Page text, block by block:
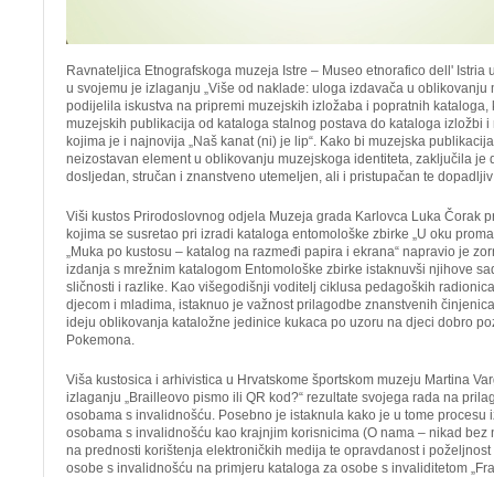
Ravnateljica Etnografskoga muzeja Istre – Museo etnorafico dell' Istria
u svojemu je izlaganju „Više od naklade: uloga izdavača u oblikovanju
podijelila iskustva na pripremi muzejskih izložaba i popratnih kataloga,
muzejskih publikacija od kataloga stalnog postava do kataloga izložbi
kojima je i najnovija „Naš kanat (ni) je lip“. Kako bi muzejska
neizostavan element u oblikovanju muzejskoga identiteta, zaključila je
dosljedan, stručan i znanstveno utemeljen, ali i pristupačan te dopadljiv
Viši kustos Prirodoslovnog odjela Muzeja grada Karlovca Luka Čorak
kojima se susretao pri izradi kataloga entomološke zbirke „U oku
„Muka po kustosu – katalog na razmeđi papira i ekrana“ napravio je
izdanja s mrežnim katalogom Entomološke zbirke istaknuvši njihove
sličnosti i razlike. Kao višegodišnji voditelj ciklusa pedagoških
djecom i mladima, istaknuo je važnost prilagodbe znanstvenih
ideju oblikovanja kataložne jedinice kukaca po uzoru na djeci dobro
Pokemona.
Viša kustosica i arhivistica u Hrvatskome športskom muzeju Martina
izlaganju „Brailleovo pismo ili QR kod?“ rezultate svojega rada na
osobama s invalidnošću. Posebno je istaknula kako je u tome procesu
osobama s invalidnošću kao krajnjim korisnicima (O nama – nikad bez
na prednosti korištenja elektroničkih medija te opravdanost i
osobe s invalidnošću na primjeru kataloga za osobe s invaliditetom